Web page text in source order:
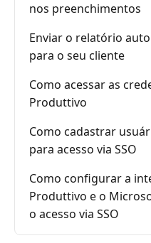
nos preenchimentos
Enviar o relatório
para o seu cliente
Como acessar as
Produttivo
Como cadastrar
para acesso via SSO
Como configurar a
Produttivo e o
o acesso via SSO